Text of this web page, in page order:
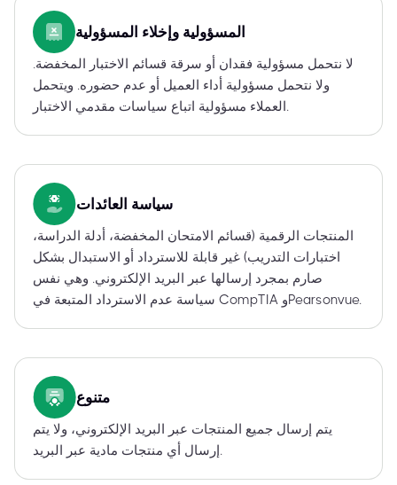
المسؤولية وإخلاء المسؤولية
لا نتحمل مسؤولية فقدان أو سرقة قسائم الاختبار المخفضة.
ولا نتحمل مسؤولية أداء العميل أو عدم حضوره. ويتحمل
العملاء مسؤولية اتباع سياسات مقدمي الاختبار.
سياسة العائدات
المنتجات الرقمية (قسائم الامتحان المخفضة، أدلة الدراسة،
اختبارات التدريب) غير قابلة للاسترداد أو الاستبدال بشكل
صارم بمجرد إرسالها عبر البريد الإلكتروني. وهي نفس
سياسة عدم الاسترداد المتبعة في CompTIA وPearsonvue.
متنوع
يتم إرسال جميع المنتجات عبر البريد الإلكتروني، ولا يتم
إرسال أي منتجات مادية عبر البريد.